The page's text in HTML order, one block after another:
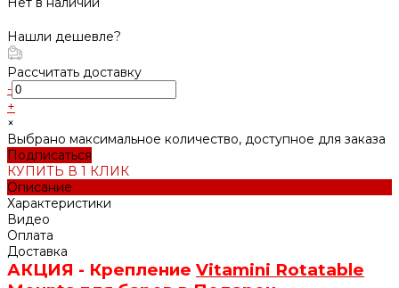
Нашли дешевле?
Рассчитать доставку
-
+
×
Выбрано максимальное количество, доступное для заказа
Подписаться
КУПИТЬ В 1 КЛИК
Описание
Характеристики
Видео
Оплата
Доставка
АКЦИЯ - Крепление Vitamini Rotatable